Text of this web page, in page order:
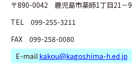
〒890-0042 鹿児島市薬師1丁目21－9
TEL 099-255-3211
FAX 099-258-0080
E-mail kakou@kagoshima-h.ed.jp